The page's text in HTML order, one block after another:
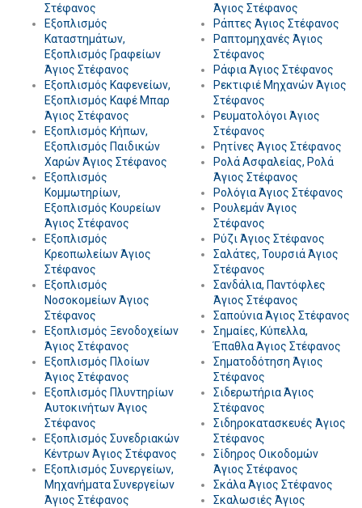
Στέφανος
Εξοπλισμός
Καταστημάτων,
Εξοπλισμός Γραφείων
Άγιος Στέφανος
Εξοπλισμός Καφενείων,
Εξοπλισμός Καφέ Μπαρ
Άγιος Στέφανος
Εξοπλισμός Κήπων,
Εξοπλισμός Παιδικών
Χαρών Άγιος Στέφανος
Εξοπλισμός
Κομμωτηρίων,
Εξοπλισμός Κουρείων
Άγιος Στέφανος
Εξοπλισμός
Κρεοπωλείων Άγιος
Στέφανος
Εξοπλισμός
Νοσοκομείων Άγιος
Στέφανος
Εξοπλισμός Ξενοδοχείων
Άγιος Στέφανος
Εξοπλισμός Πλοίων
Άγιος Στέφανος
Εξοπλισμός Πλυντηρίων
Αυτοκινήτων Άγιος
Στέφανος
Εξοπλισμός Συνεδριακών
Κέντρων Άγιος Στέφανος
Εξοπλισμός Συνεργείων,
Μηχανήματα Συνεργείων
Άγιος Στέφανος
Άγιος Στέφανος
Ράπτες Άγιος Στέφανος
Ραπτομηχανές Άγιος
Στέφανος
Ράφια Άγιος Στέφανος
Ρεκτιφιέ Μηχανών Άγιος
Στέφανος
Ρευματολόγοι Άγιος
Στέφανος
Ρητίνες Άγιος Στέφανος
Ρολά Ασφαλείας, Ρολά
Άγιος Στέφανος
Ρολόγια Άγιος Στέφανος
Ρουλεμάν Άγιος
Στέφανος
Ρύζι Άγιος Στέφανος
Σαλάτες, Τουρσιά Άγιος
Στέφανος
Σανδάλια, Παντόφλες
Άγιος Στέφανος
Σαπούνια Άγιος Στέφανος
Σημαίες, Κύπελλα,
Έπαθλα Άγιος Στέφανος
Σηματοδότηση Άγιος
Στέφανος
Σιδερωτήρια Άγιος
Στέφανος
Σιδηροκατασκευές Άγιος
Στέφανος
Σίδηρος Οικοδομών
Άγιος Στέφανος
Σκάλα Άγιος Στέφανος
Σκαλωσιές Άγιος